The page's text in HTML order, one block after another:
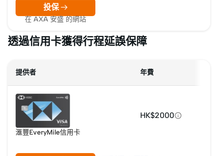
投保
在 AXA 安盛 的網站
透過信用卡獲得行程延誤保障
提供者 年費
滙豐EveryMile信用卡
HK$2000